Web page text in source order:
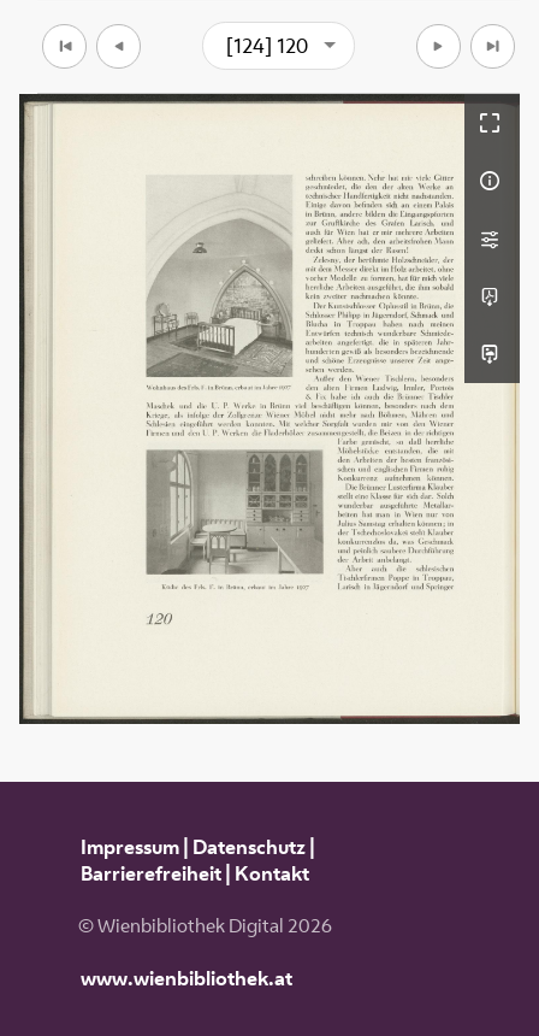
[124] 120
Impressum| Datenschutz|
Barrierefreiheit| Kontakt
© Wienbibliothek Digital 2026
www.wienbibliothek.at